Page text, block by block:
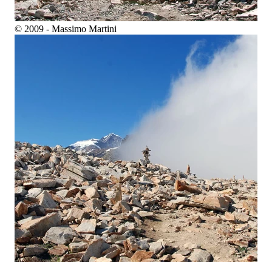
© 2009 - Massimo Martini